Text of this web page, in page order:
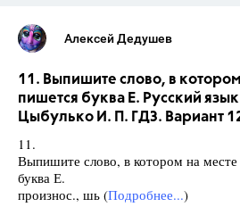
Алексей Дедушев
11. Выпишите слово, в
пишется буква Е. Русский
Цыбулько И. П. ГДЗ. Вариант
11.
Выпишите слово, в котором на
буква Е.
произнос., шь (Подробнее...)